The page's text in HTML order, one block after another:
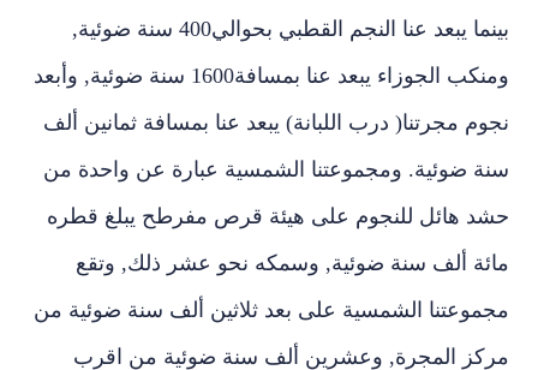
بينما يبعد عنا النجم القطبي بحوالي‏400‏ سنة ضوئية‏,‏
ومنكب الجوزاء يبعد عنا بمسافة‏1600‏ سنة ضوئية‏,‏ وأبعد
نجوم مجرتنا‏(‏ درب اللبانة‏)‏ يبعد عنا بمسافة ثمانين ألف
سنة ضوئية‏.‏ ومجموعتنا الشمسية عبارة عن واحدة من
حشد هائل للنجوم على هيئة قرص مفرطح يبلغ قطره
مائة ألف سنة ضوئية‏,‏ وسمكه نحو عشر ذلك‏,‏ وتقع
مجموعتنا الشمسية على بعد ثلاثين ألف سنة ضوئية من
مركز المجرة‏,‏ وعشرين ألف سنة ضوئية من اقرب